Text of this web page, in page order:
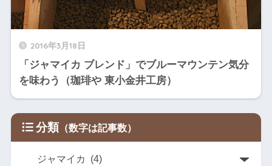
2016年3月18日
「ジャマイカ ブレンド」でブルーマウンテン気分
を味わう（珈琲や 東小金井工房）
分類